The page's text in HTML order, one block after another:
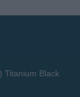
Titanium Black